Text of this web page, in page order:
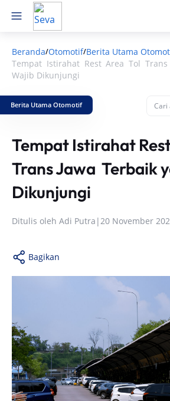
Beranda/Otomotif/Berita Utama
Tempat Istirahat Rest Area Tol
Wajib Dikunjungi
Berita Utama Otomotif
Tempat Istirahat
Trans Jawa Terbaik
Dikunjungi
Ditulis oleh Adi Putra |20 November
Bagikan